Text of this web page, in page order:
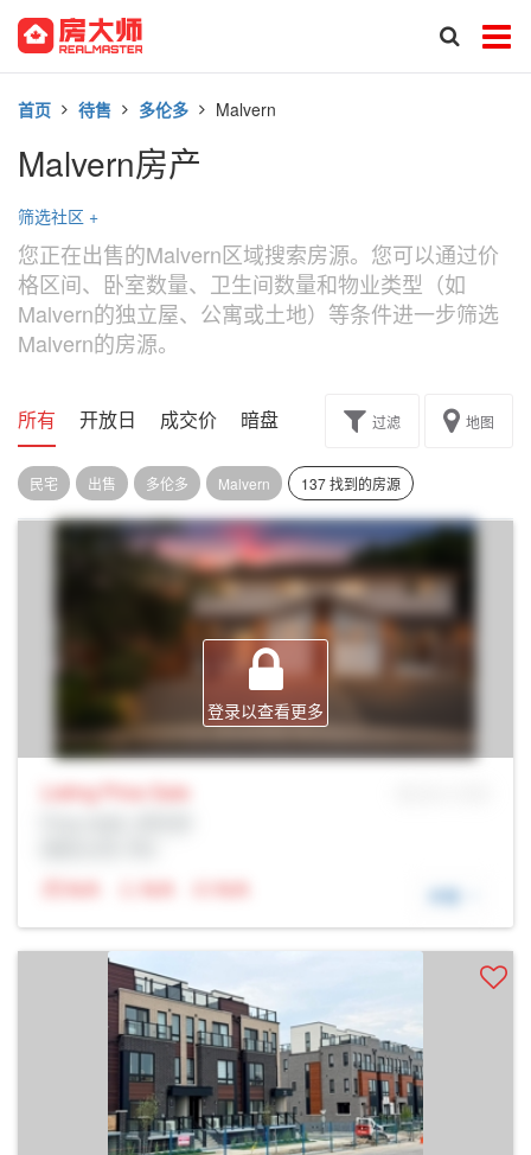
首页 待售 多伦多 Malvern
Malvern房产
筛选社区 +
您正在出售的Malvern区域搜索房源。您可以通过价
格区间、卧室数量、卫生间数量和物业类型（如
Malvern的独立屋、公寓或土地）等条件进一步筛选
Malvern的房源。
所有 开放日 成交价 暗盘 楼花转让过滤 地图
民宅 出售 多伦多 Malvern 137 找到的房源
登录以查看更多
Listing Price Sale
N/A
N/A N/A 详细